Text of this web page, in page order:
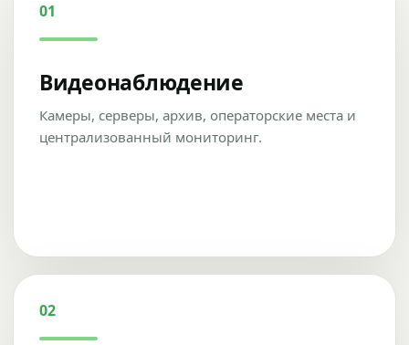
01
Видеонаблюдение
Камеры, серверы, архив, операторские места и
централизованный мониторинг.
02